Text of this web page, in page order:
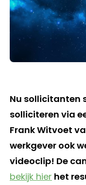
Nu sollicitanten
solliciteren via
Frank Witvoet
werkgever ook
videoclip! De
bekijk hier het